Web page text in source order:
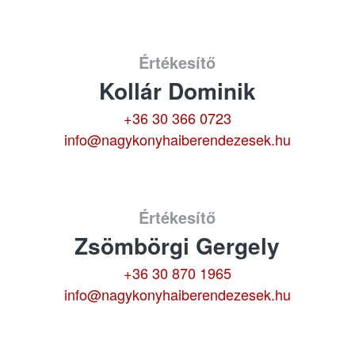
Értékesítő
Kollár Dominik
+36 30 366 0723
info@nagykonyhaiberendezesek.hu
Értékesítő
Zsömbörgi Gergely
+36 30 870 1965
info@nagykonyhaiberendezesek.hu